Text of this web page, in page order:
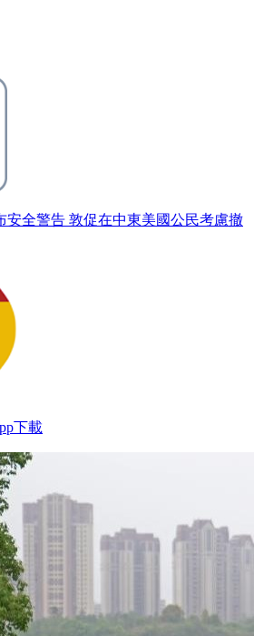
安全警告 敦促在中東美國公民考慮撤
下載